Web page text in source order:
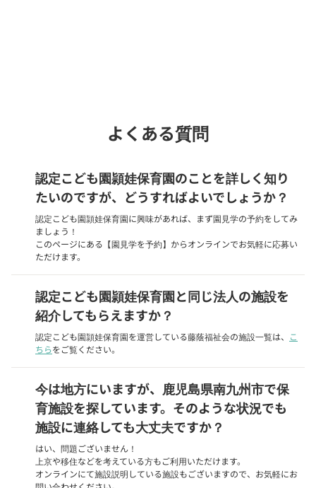
よくある質問
認定こども園頴娃保育園のことを詳しく知り
たいのですが、どうすればよいでしょうか？
認定こども園頴娃保育園に興味があれば、まず園見学の予約をしてみ
ましょう！
このページにある【園見学を予約】からオンラインでお気軽に応募い
ただけます。
認定こども園頴娃保育園と同じ法人の施設を
紹介してもらえますか？
認定こども園頴娃保育園を運営している藤蔭福祉会の施設一覧は、
こ
ちらをご覧ください。
今は地方にいますが、鹿児島県南九州市で保
育施設を探しています。そのような状況でも
施設に連絡しても大丈夫ですか？
はい、問題ございません！
上京や移住などを考えている方もご利用いただけます。
オンラインにて施設説明している施設もございますので、お気軽にお